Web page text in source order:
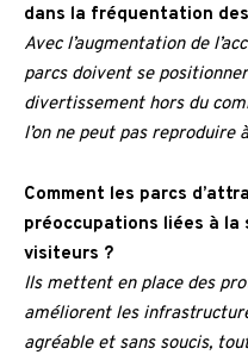
dans la fréquentation
Avec l’augmentation de
parcs doivent se
divertissement hors du
l’on ne peut pas reproduire
Comment les parcs
préoccupations liées à
visiteurs ?
Ils mettent en place des
améliorent les
agréable et sans soucis,